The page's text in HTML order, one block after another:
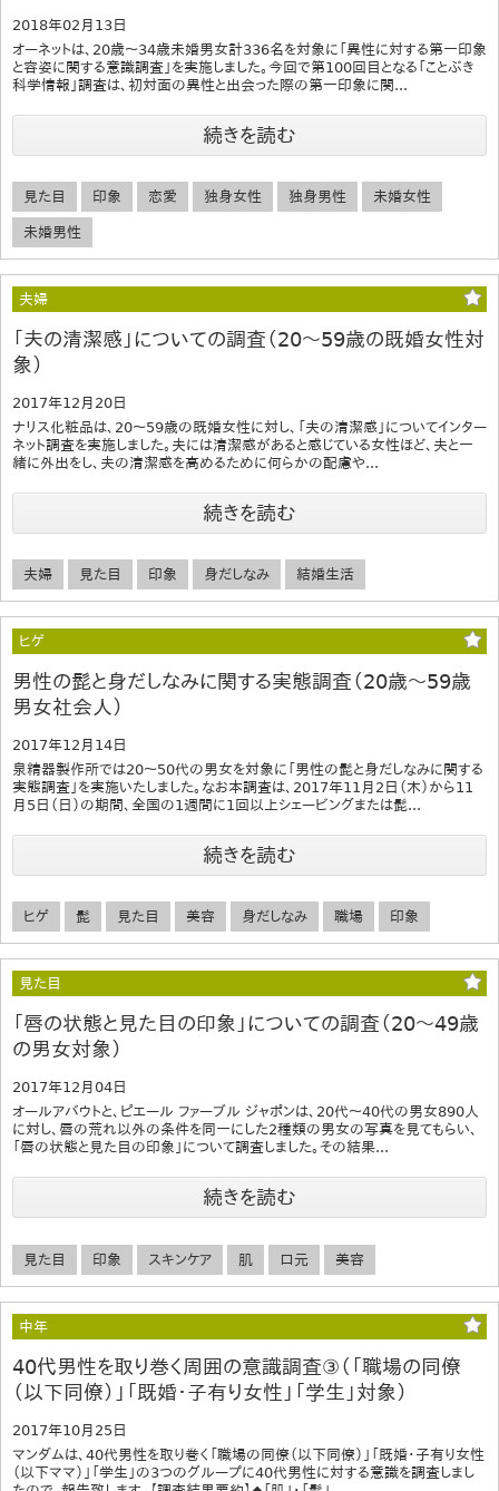
2018年02月13日
オーネットは、20歳～34歳未婚男女計336名を対象に「異性に対する第一印象
と容姿に関する意識調査」を実施しました。今回で第100回目となる「ことぶき
科学情報」調査は、初対面の異性と出会った際の第一印象に関...
続きを読む
見た目 印象 恋愛 独身女性 独身男性 未婚女性
未婚男性
夫婦
「夫の清潔感」についての調査（20～59歳の既婚女性対
象）
2017年12月20日
ナリス化粧品は、20～59歳の既婚女性に対し、「夫の清潔感」についてインター
ネット調査を実施しました。夫には清潔感があると感じている女性ほど、夫と一
緒に外出をし、夫の清潔感を高めるために何らかの配慮や...
続きを読む
夫婦 見た目 印象 身だしなみ 結婚生活
ヒゲ
男性の髭と身だしなみに関する実態調査（20歳～59歳
男女社会人）
2017年12月14日
泉精器製作所では20～50代の男女を対象に「男性の髭と身だしなみに関する
実態調査」を実施いたしました。なお本調査は、2017年11月2日（木）から11
月5日（日）の期間、全国の1週間に1回以上シェービングまたは髭...
続きを読む
ヒゲ 髭 見た目 美容 身だしなみ 職場 印象
見た目
「唇の状態と見た目の印象」についての調査（20～49歳
の男女対象）
2017年12月04日
オールアバウトと、ピエール ファーブル ジャポンは、20代〜40代の男女890人
に対し、唇の荒れ以外の条件を同一にした2種類の男女の写真を見てもらい、
「唇の状態と見た目の印象」について調査しました。その結果...
続きを読む
見た目 印象 スキンケア 肌 口元 美容
中年
40代男性を取り巻く周囲の意識調査③（「職場の同僚
（以下同僚）」「既婚・子有り女性」「学生」対象）
2017年10月25日
マンダムは、40代男性を取り巻く「職場の同僚（以下同僚）」「既婚・子有り女性
（以下ママ）」「学生」の3つのグループに40代男性に対する意識を調査しまし